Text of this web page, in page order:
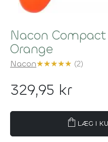
Nacon
Orange
Nacon★★★★★ (2)
329,95 kr
shopping_bag LÆG I